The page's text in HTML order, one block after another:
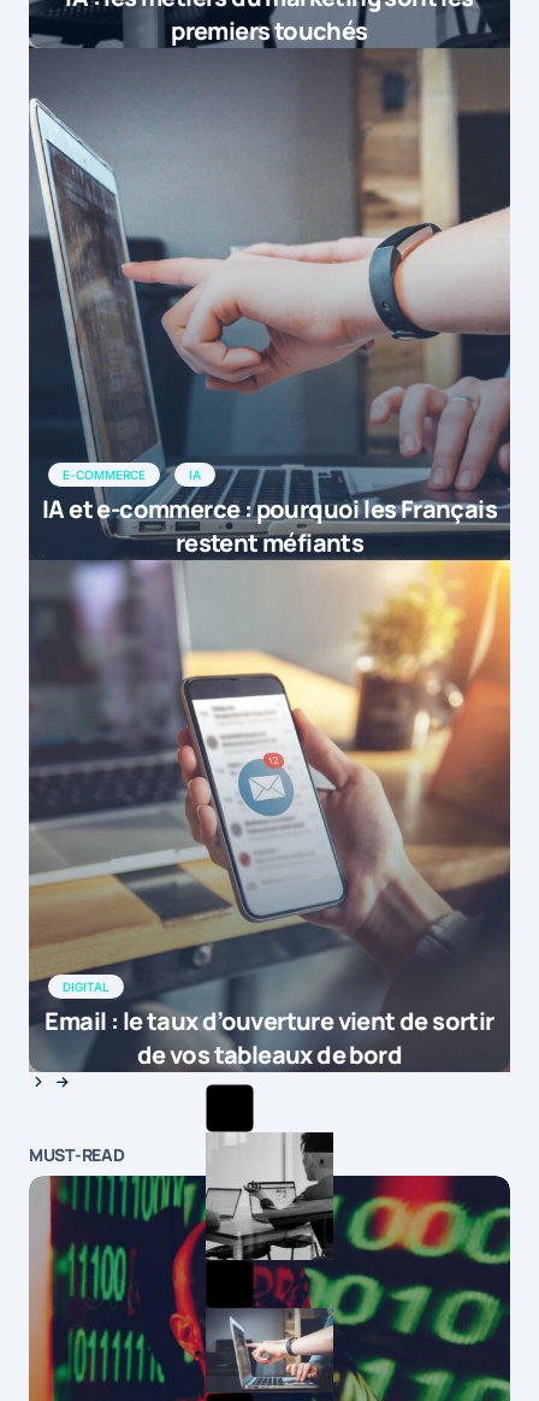
premiers touchés
E-COMMERCE IA
IA et e-commerce : pourquoi les Français
restent méfiants
DIGITAL
Email : le taux d’ouverture vient de sortir
de vos tableaux de bord
MUST-READ